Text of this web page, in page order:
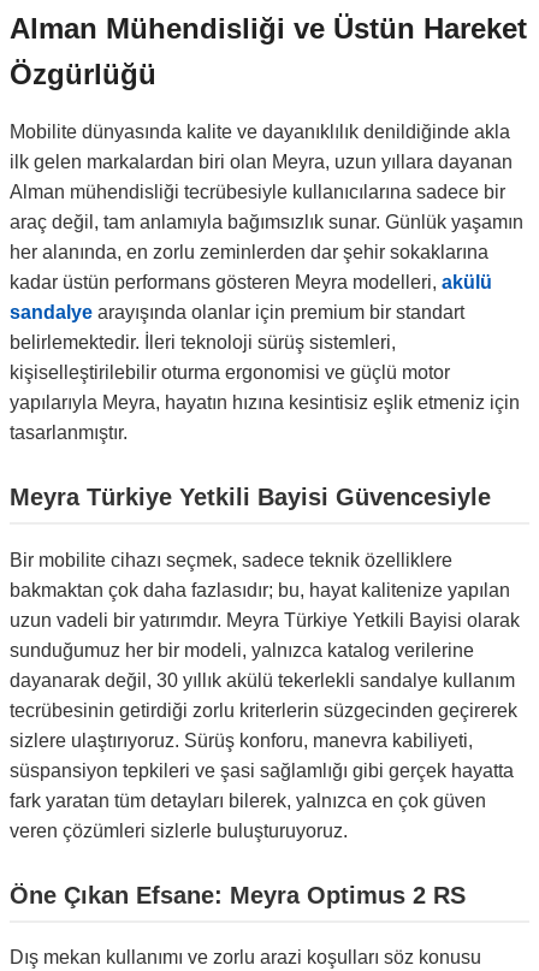
Alman Mühendisliği ve Üstün Hareket
Özgürlüğü
Mobilite dünyasında kalite ve dayanıklılık denildiğinde akla
ilk gelen markalardan biri olan Meyra, uzun yıllara dayanan
Alman mühendisliği tecrübesiyle kullanıcılarına sadece bir
araç değil, tam anlamıyla bağımsızlık sunar. Günlük yaşamın
her alanında, en zorlu zeminlerden dar şehir sokaklarına
kadar üstün performans gösteren Meyra modelleri, akülü
sandalye arayışında olanlar için premium bir standart
belirlemektedir. İleri teknoloji sürüş sistemleri,
kişiselleştirilebilir oturma ergonomisi ve güçlü motor
yapılarıyla Meyra, hayatın hızına kesintisiz eşlik etmeniz için
tasarlanmıştır.
Meyra Türkiye Yetkili Bayisi Güvencesiyle
Bir mobilite cihazı seçmek, sadece teknik özelliklere
bakmaktan çok daha fazlasıdır; bu, hayat kalitenize yapılan
uzun vadeli bir yatırımdır. Meyra Türkiye Yetkili Bayisi olarak
sunduğumuz her bir modeli, yalnızca katalog verilerine
dayanarak değil, 30 yıllık akülü tekerlekli sandalye kullanım
tecrübesinin getirdiği zorlu kriterlerin süzgecinden geçirerek
sizlere ulaştırıyoruz. Sürüş konforu, manevra kabiliyeti,
süspansiyon tepkileri ve şasi sağlamlığı gibi gerçek hayatta
fark yaratan tüm detayları bilerek, yalnızca en çok güven
veren çözümleri sizlerle buluşturuyoruz.
Öne Çıkan Efsane: Meyra Optimus 2 RS
Dış mekan kullanımı ve zorlu arazi koşulları söz konusu